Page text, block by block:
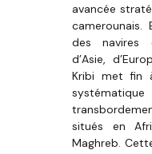
avancée
camerounais.
des navires
d’Asie,
Kribi met fin
situés en
Maghreb.